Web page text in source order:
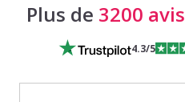
Plus de 3200 avis
4.3/5